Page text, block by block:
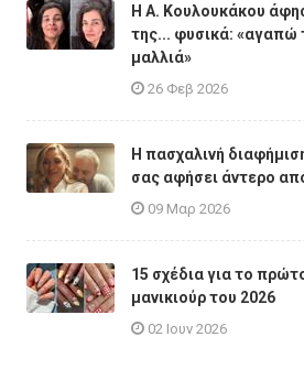
Η A. Κουλουκάκου
της... φυσικά: «αγαπώ
μαλλιά»
26 Φεβ 2026
Η πασχαλινή
σας αφήσει άντερο
09 Μαρ 2026
15 σχέδια για το
μανικιούρ του 2026
02 Ιουν 2026